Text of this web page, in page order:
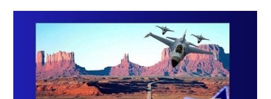
视频
ENGLISH
ART & EDUCATION
广告